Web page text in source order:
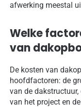
afwerking meestal
Welke
van
De kosten van
hoofdfactoren: de
van de
van het project en